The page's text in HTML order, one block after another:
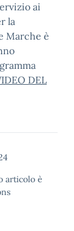
ai
la
Marche è
DEL
articolo è